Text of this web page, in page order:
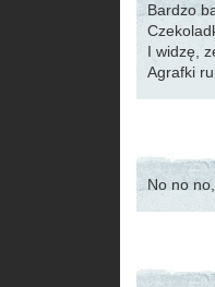
Bardzo
I widzę,
Agrafki
No no